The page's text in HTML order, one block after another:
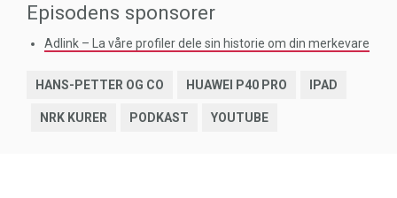
Episodens sponsorer
Adlink – La våre profiler dele sin historie om din merkevare
HANS-PETTER OG CO HUAWEI P40 PRO IPAD
NRK KURER PODKAST YOUTUBE